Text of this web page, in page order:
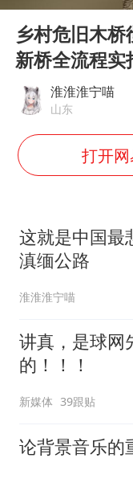
Play
乡村危旧木
新桥全流程实
淮淮淮宁喵
山东
打开
这就是中国最
滇缅公路
淮淮淮宁喵
讲真，是球网
的！！！
新媒体 39跟贴
论背景音乐的